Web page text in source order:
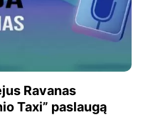
Ravanas
Taxi” paslaugą